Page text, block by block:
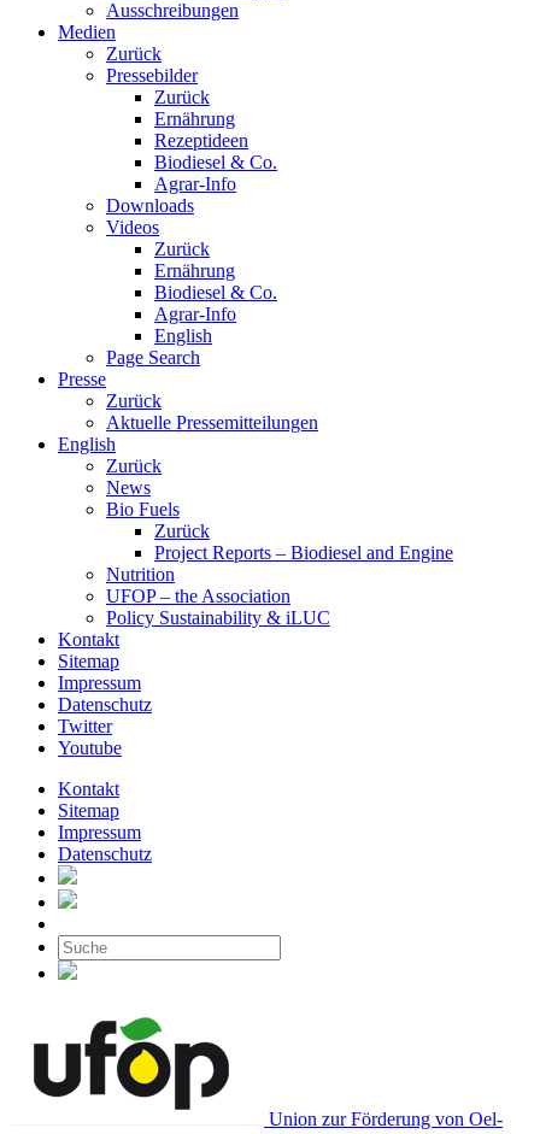
Ausschreibungen
Medien
Zurück
Pressebilder
Zurück
Ernährung
Rezeptideen
Biodiesel & Co.
Agrar-Info
Downloads
Videos
Zurück
Ernährung
Biodiesel & Co.
Agrar-Info
English
Page Search
Presse
Zurück
Aktuelle Pressemitteilungen
English
Zurück
News
Bio Fuels
Zurück
Project Reports – Biodiesel and Engine
Nutrition
UFOP – the Association
Policy Sustainability & iLUC
Kontakt
Sitemap
Impressum
Datenschutz
Twitter
Youtube
Kontakt
Sitemap
Impressum
Datenschutz
Union zur Förderung von Oel-